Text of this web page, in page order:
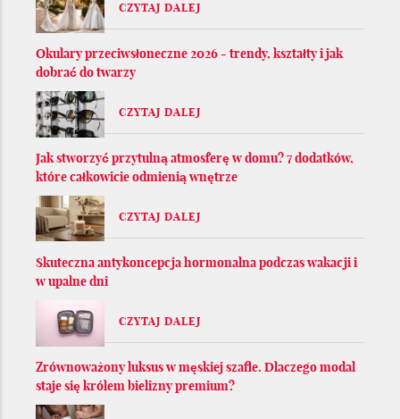
CZYTAJ DALEJ
Okulary przeciwsłoneczne 2026 - trendy, kształty i jak
dobrać do twarzy
CZYTAJ DALEJ
Jak stworzyć przytulną atmosferę w domu? 7 dodatków,
które całkowicie odmienią wnętrze
CZYTAJ DALEJ
Skuteczna antykoncepcja hormonalna podczas wakacji i
w upalne dni
CZYTAJ DALEJ
Zrównoważony luksus w męskiej szafie. Dlaczego modal
staje się królem bielizny premium?